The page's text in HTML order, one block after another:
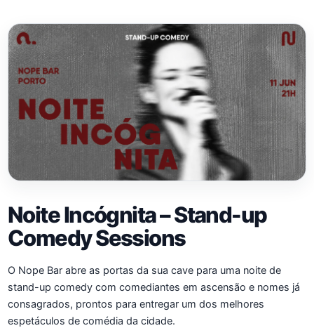
Noite Incógnita – Stand-up
Comedy Sessions
O Nope Bar abre as portas da sua cave para uma noite de
stand-up comedy com comediantes em ascensão e nomes já
consagrados, prontos para entregar um dos melhores
espetáculos de comédia da cidade.